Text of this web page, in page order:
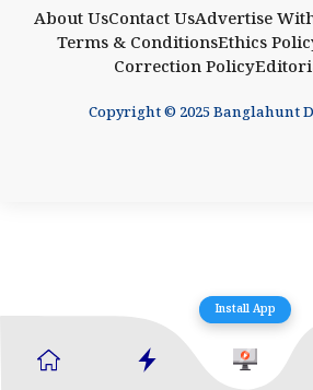
About UsContact UsAdvertise
Terms & ConditionsEthics
Correction Policy
Copyright © 2025 Banglahunt
Install App